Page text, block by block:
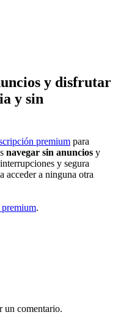
y disfrutar
y sin
premium para
navegar sin anuncios y
y segura
acceder a ninguna otra
premium.
un comentario.